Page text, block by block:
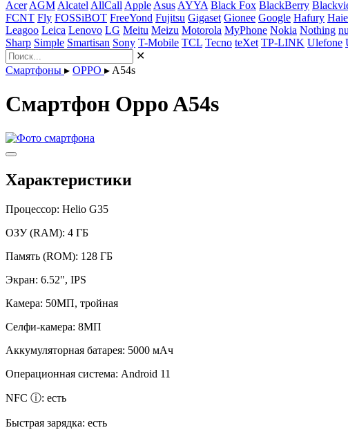
Acer AGM Alcatel AllCall Apple Asus AYYA Black Fox BlackBerry
FCNT Fly FOSSiBOT FreeYond Fujitsu Gigaset Gionee Google Hafury
Leagoo Leica Lenovo LG Meitu Meizu Motorola MyPhone Nokia Nothing
Sharp Simple Smartisan Sony T-Mobile TCL Tecno teXet TP-LINK Ulefone
✕
Смартфоны ▸ OPPO ▸ A54s
Смартфон Oppo A54s
Характеристики
Процессор: Helio G35
ОЗУ (RAM): 4 ГБ
Память (ROM): 128 ГБ
Экран: 6.52", IPS
Камера: 50МП, тройная
Селфи-камера: 8МП
Аккумуляторная батарея: 5000 мАч
Операционная система: Android 11
NFC ⓘ: есть
Быстрая зарядка: есть